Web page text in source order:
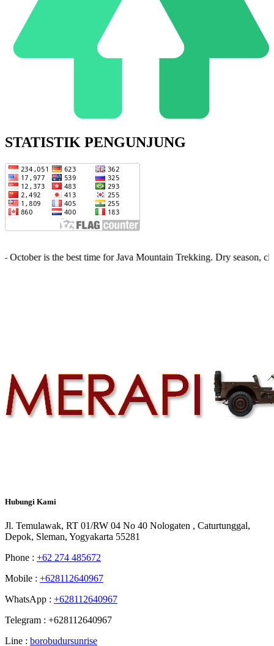
STATISTIK PENGUNJUNG
the best time for Java Mountain Trekking. Dry season, clear skies,
Hubungi Kami
Jl. Temulawak, RT 01/RW 04 No 40 Nologaten , Caturtunggal,
Depok, Sleman, Yogyakarta 55281
Phone : +62 274 485672
Mobile : +628112640967
WhatsApp : +628112640967
Telegram : +628112640967
Line : borobudursunrise